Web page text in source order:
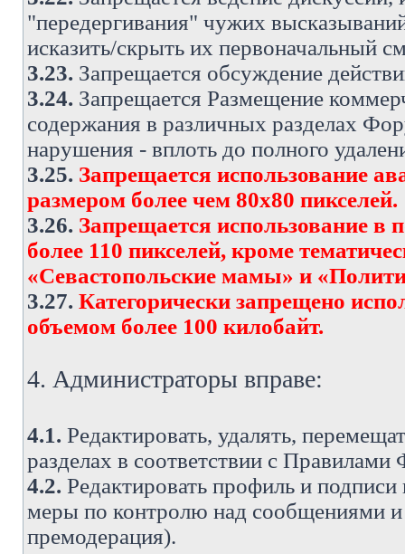
"передергивания" чужих
исказить/скрыть их первоначальный
3.23. Запрещается обсуждение
3.24. Запрещается Размещение
содержания в различных разделах
нарушения - вплоть до полного
3.25. Запрещается использование
размером более чем 80х80 пикселей.
3.26. Запрещается использование в
более 110 пикселей, кроме
«Севастопольские мамы» и
3.27. Категорически запрещено
объемом более 100 килобайт.
4. Администраторы вправе:
4.1. Редактировать, удалять,
разделах в соответствии с
4.2. Редактировать профиль и
меры по контролю над сообщениями
премодерация).